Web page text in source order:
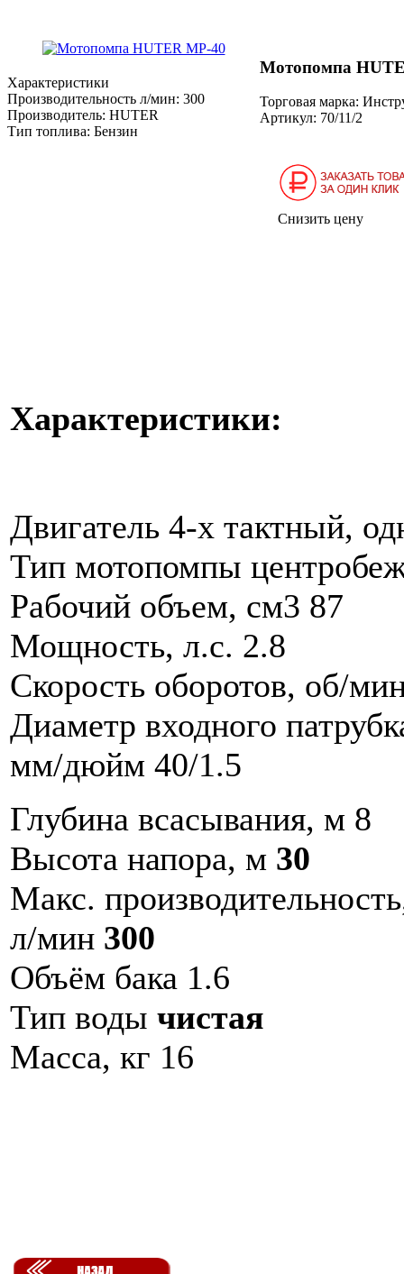
Характеристики
Производительность л/мин: 300
Производитель: HUTER
Тип топлива: Бензин
Мотопомпа
Торговая марка:
Артикул: 70/11/2
Снизить цену
Характеристики:
Двигатель 4-х тактный,
Тип мотопомпы
Рабочий объем, см3 87
Мощность, л.с. 2.8
Скорость оборотов, об/
Диаметр входного
мм/дюйм 40/1.5
Глубина всасывания, м 8
Высота напора, м 30
Макс.
л/мин 300
Объём бака 1.6
Тип воды чистая
Масса, кг 16